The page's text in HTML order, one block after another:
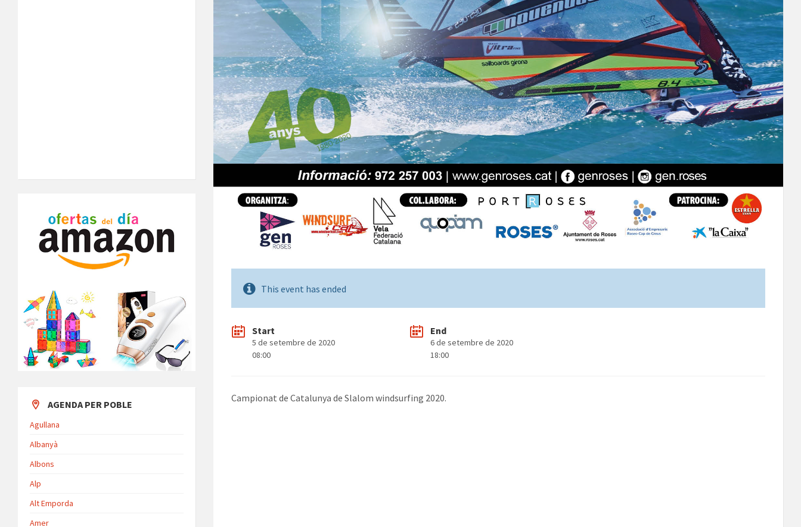
This event has ended
Start
5 de setembre de 2020
08:00
End
6 de setembre de 2020
18:00
Campionat de Catalunya de Slalom windsurfing 2020.
AGENDA PER POBLE
Agullana
Albanyà
Albons
Alp
Alt Emporda
Amer